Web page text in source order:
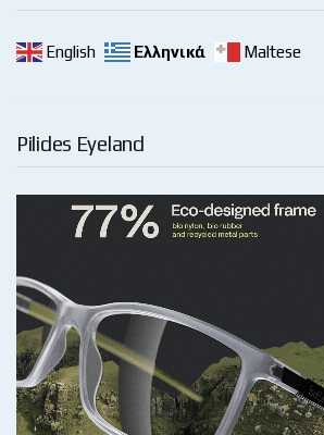
English Ελληνικά Maltese
Pilides Eyeland